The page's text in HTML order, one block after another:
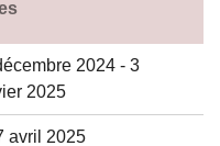
2024 - 3
2025
avril 2025